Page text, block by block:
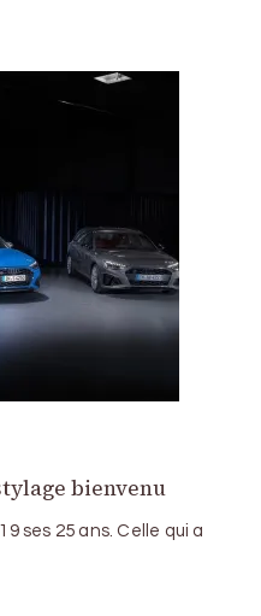
bienvenu
ses 25 ans. Celle qui a